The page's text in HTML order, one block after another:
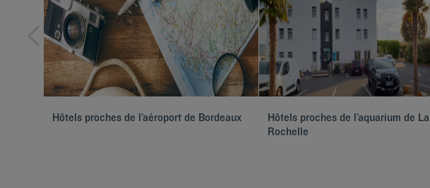
Hôtels proches de l’aéroport de Bordeaux
Hôtels proches de l’aquarium de La
Rochelle